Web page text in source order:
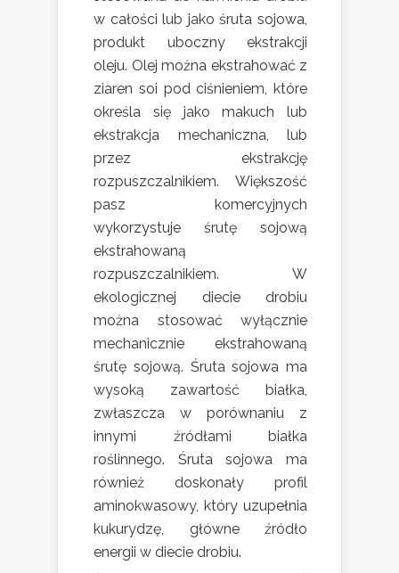
w całości lub jako śruta sojowa,
produkt uboczny ekstrakcji
oleju. Olej można ekstrahować z
ziaren soi pod ciśnieniem, które
określa się jako makuch lub
ekstrakcja mechaniczna, lub
przez ekstrakcję
rozpuszczalnikiem. Większość
pasz komercyjnych
wykorzystuje śrutę sojową
ekstrahowaną
rozpuszczalnikiem. W
ekologicznej diecie drobiu
można stosować wyłącznie
mechanicznie ekstrahowaną
śrutę sojową. Śruta sojowa ma
wysoką zawartość białka,
zwłaszcza w porównaniu z
innymi źródłami białka
roślinnego. Śruta sojowa ma
również doskonały profil
aminokwasowy, który uzupełnia
kukurydzę, główne źródło
energii w diecie drobiu.